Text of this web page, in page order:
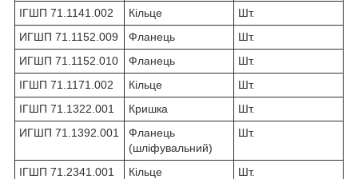
ІГШП 71.1141.002 Кільце
Шт.
ИГШП 71.1152.009
Фланець
Шт.
ИГШП 71.1152.010
Фланець
Шт.
ІГШП 71.1171.002
Кільце
Шт.
ІГШП 71.1322.001
Кришка
Шт.
ИГШП 71.1392.001
Фланець
(шліфувальний)
Шт.
ІГШП 71.2341.001 Кільце
Шт.